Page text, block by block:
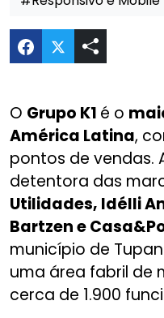
Compartilhar E-
O Grupo K1 é o
América Latina,
pontos de vendas.
detentora das
Utilidades, Idélli
Bartzen e
município de
uma área fabril de
cerca de 1.900